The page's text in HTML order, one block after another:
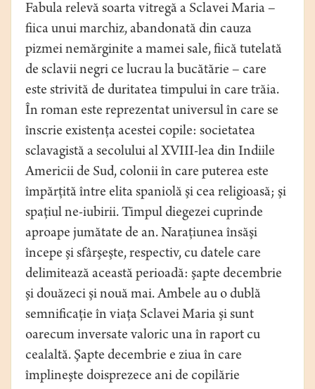
Fabula relevă soarta vitregă a Sclavei Maria –
fiica unui marchiz, abandonată din cauza
pizmei nemărginite a mamei sale, fiică tutelată
de sclavii negri ce lucrau la bucătărie – care
este strivită de duritatea timpului în care trăia.
În roman este reprezentat universul în care se
înscrie existenţa acestei copile: societatea
sclavagistă a secolului al XVIII-lea din Indiile
Americii de Sud, colonii în care puterea este
împărţită între elita spaniolă şi cea religioasă; şi
spaţiul ne-iubirii. Timpul diegezei cuprinde
aproape jumătate de an. Naraţiunea însăşi
începe şi sfârşeşte, respectiv, cu datele care
delimitează această perioadă: şapte decembrie
şi douăzeci şi nouă mai. Ambele au o dublă
semnificaţie în viaţa Sclavei Maria şi sunt
oarecum inversate valoric una în raport cu
cealaltă. Şapte decembrie e ziua în care
împlineşte doisprezece ani de copilărie